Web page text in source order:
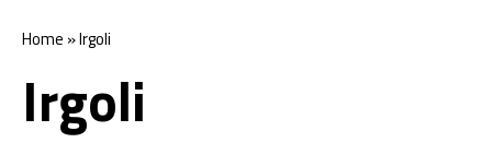
Home »Irgoli
Irgoli